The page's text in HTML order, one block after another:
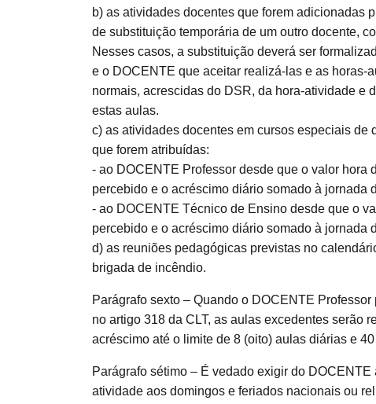
b) as atividades docentes que forem adicionadas
de substituição temporária de um outro docente,
Nesses casos, a substituição deverá ser
e o DOCENTE que aceitar realizá-las e as
normais, acrescidas do DSR, da hora-atividade e
estas aulas.
c) as atividades docentes em cursos especiais de
que forem atribuídas:
- ao DOCENTE Professor desde que o valor hora
percebido e o acréscimo diário somado à jornada
- ao DOCENTE Técnico de Ensino desde que o
percebido e o acréscimo diário somado à jornada
d) as reuniões pedagógicas previstas no
brigada de incêndio.
Parágrafo sexto – Quando o DOCENTE
no artigo 318 da CLT, as aulas excedentes serão
acréscimo até o limite de 8 (oito) aulas diárias e
Parágrafo sétimo – É vedado exigir do
atividade aos domingos e feriados nacionais ou